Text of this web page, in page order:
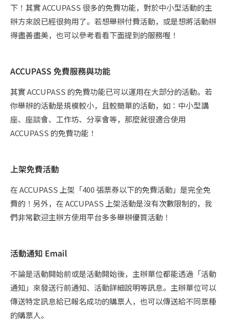
下！其實 ACCUPASS 很多的免費功能，對於中小型活動的主
辦方來說已經很夠用了。若想舉辦付費活動，或是想將活動辦
得盡善盡美，也可以參考看看下面提到的服務喔！
ACCUPASS 免費服務與功能
其實 ACCUPASS 的免費功能已可以運用在大部分的活動。若
你舉辦的活動是規模較小，且較簡單的活動，如：中小型講
座、座談會、工作坊、分享會等，那麼就很適合使用
ACCUPASS 的免費功能！
上架免費活動
在 ACCUPASS 上架「400 張票券以下的免費活動」是完全免
費的！另外，在 ACCUPASS 上架活動是沒有次數限制的，我
們非常歡迎主辦方使用平台多多舉辦優質活動！
活動通知 Email
不論是活動開始前或是活動開始後，主辦單位都能透過「活動
通知」來發送行前通知、活動詳細說明等訊息。主辦單位可以
傳送特定訊息給已報名成功的購票人，也可以傳送給不同票種
的購票人。